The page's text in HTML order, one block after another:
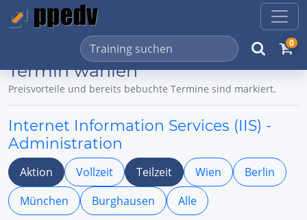
0
Termin wählen
Preisvorteile und bereits bebuchte Termine sind markiert.
Internet Information Services (IIS) -
Administration
Aktion Vollzeit Teilzeit Wien
Berlin
München
Burghausen Alle